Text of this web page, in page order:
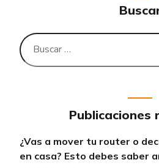
Publicaciones
¿Vas a mover tu router o
en casa? Esto debes saber